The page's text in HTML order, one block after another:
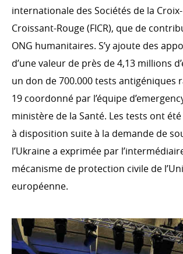
COHÉRENCE DES POLITIQUES
Cohérence des politiques pour le
Comité interministériel pour la
développement
S’ENGAGER DANS LA COOPÉRATION
LUXEMBOURGEOISE
Témoignages
internationale des Sociétés de la
Croissant-Rouge (FICR), que de
ONG humanitaires. S’y ajoute des
d’une valeur de près de 4,13 millions
un don de 700.000 tests antigéniques
19 coordonné par l’équipe
ministère de la Santé. Les tests ont
à disposition suite à la demande de
l’Ukraine a exprimée par
mécanisme de protection civile de
européenne.